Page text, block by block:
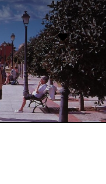
Fav0